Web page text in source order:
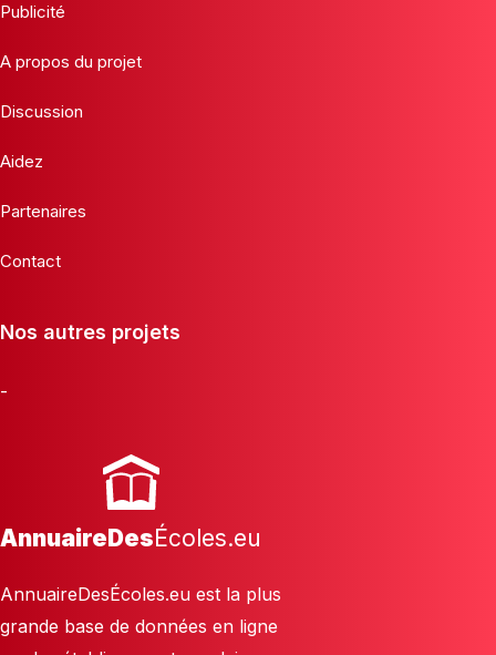
Publicité
A propos du projet
Discussion
Aidez
Partenaires
Contact
Nos autres projets
-
AnnuaireDesÉcoles.eu
AnnuaireDesÉcoles.eu est la plus
grande base de données en ligne